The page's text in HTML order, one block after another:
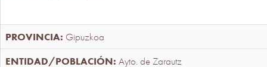
Gipuzkoa
Ayto. de Zarautz